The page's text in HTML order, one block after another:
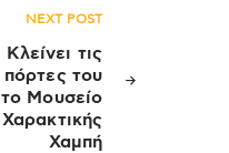
NEXT POST
Κλείνει τις
πόρτες του
το Μουσείο
Χαρακτικής
Χαμπή